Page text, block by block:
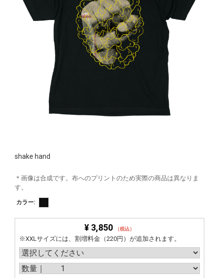
shake hand
＊画像は合成です。布へのプリントのため実際の商品は異なりま
す。
カラー:
¥ 3,850 （税込）
※XXLサイズには、割増料金（220円）が追加されます。